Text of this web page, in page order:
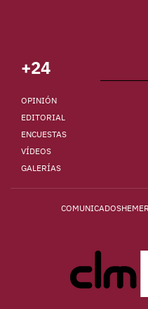
+24
OPINIÓN
EDITORIAL
ENCUESTAS
VÍDEOS
GALERÍAS
COMUNICADOS